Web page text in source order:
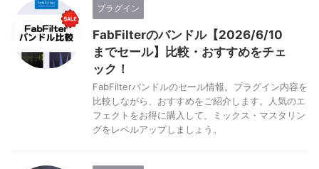
プラグイン
FabFilterのバンドル【2026/6/10
までセール】比較・おすすめをチェ
ック！
FabFilterバンドルのセール情報。プラグイン内容を
比較しながら、おすすめをご紹介します。人気のエ
フェクトをお得に購入して、ミックス・マスタリン
グをレベルアップしましょう。